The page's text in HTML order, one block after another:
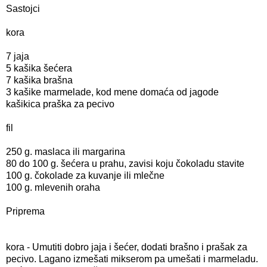
Sastojci
kora
7 jaja
5 kašika šećera
7 kašika brašna
3 kašike marmelade, kod mene domaća od jagode
kašikica praška za pecivo
fil
250 g. maslaca ili margarina
80 do 100 g. šećera u prahu, zavisi koju čokoladu stavite
100 g. čokolade za kuvanje ili mlečne
100 g. mlevenih oraha
Priprema
kora - Umutiti dobro jaja i šećer, dodati brašno i prašak za
pecivo. Lagano izmešati mikserom pa umešati i marmeladu.